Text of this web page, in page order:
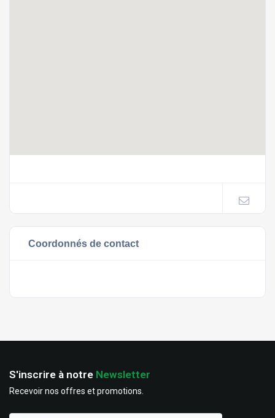
Coordonnés de contact
S'inscrire à notre Newsletter
Recevoir nos offres et promotions.